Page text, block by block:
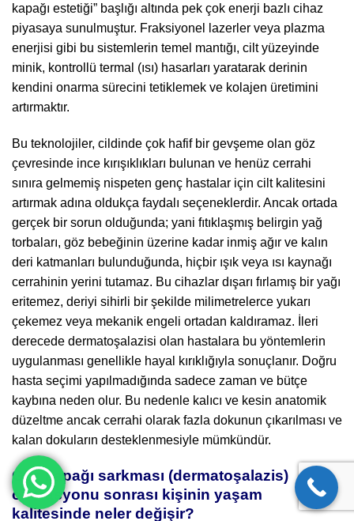
kapağı estetiği” başlığı altında pek çok enerji bazlı cihaz
piyasaya sunulmuştur. Fraksiyonel lazerler veya plazma
enerjisi gibi bu sistemlerin temel mantığı, cilt yüzeyinde
minik, kontrollü termal (ısı) hasarları yaratarak derinin
kendini onarma sürecini tetiklemek ve kolajen üretimini
artırmaktır.
Bu teknolojiler, cildinde çok hafif bir gevşeme olan göz
çevresinde ince kırışıklıkları bulunan ve henüz cerrahi
sınıra gelmemiş nispeten genç hastalar için cilt kalitesini
artırmak adına oldukça faydalı seçeneklerdir. Ancak ortada
gerçek bir sorun olduğunda; yani fıtıklaşmış belirgin yağ
torbaları, göz bebeğinin üzerine kadar inmiş ağır ve kalın
deri katmanları bulunduğunda, hiçbir ışık veya ısı kaynağı
cerrahinin yerini tutamaz. Bu cihazlar dışarı fırlamış bir yağı
eritemez, deriyi sihirli bir şekilde milimetrelerce yukarı
çekemez veya mekanik engeli ortadan kaldıramaz. İleri
derecede dermatoşalazisi olan hastalara bu yöntemlerin
uygulanması genellikle hayal kırıklığıyla sonuçlanır. Doğru
hasta seçimi yapılmadığında sadece zaman ve bütçe
kaybına neden olur. Bu nedenle kalıcı ve kesin anatomik
düzeltme ancak cerrahi olarak fazla dokunun çıkarılması ve
kalan dokuların desteklenmesiyle mümkündür.
Göz kapağı sarkması (dermatoşalazis)
operasyonu sonrası kişinin yaşam
kalitesinde neler değişir?